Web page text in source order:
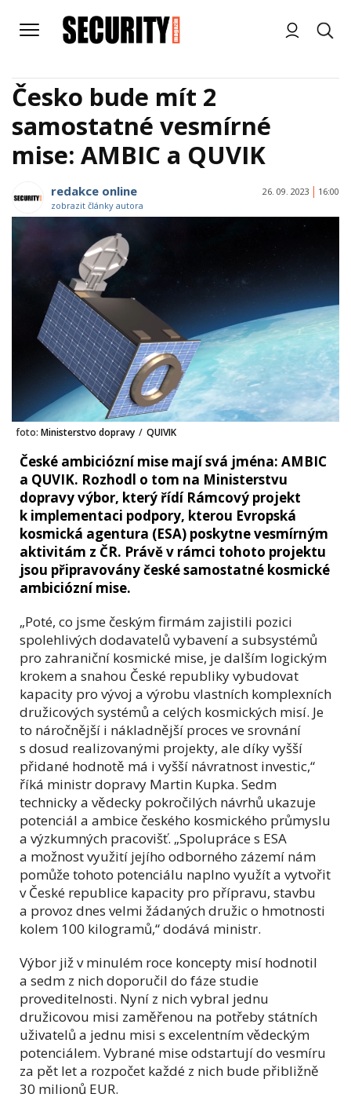
Česko bude mít 2
samostatné vesmírné
mise: AMBIC a QUVIK
redakce online
zobrazit články autora
26. 09. 2023 16:00
foto: Ministerstvo dopravy / QUIVIK
České ambiciózní mise mají svá jména: AMBIC
a QUVIK. Rozhodl o tom na Ministerstvu
dopravy výbor, který řídí Rámcový projekt
k implementaci podpory, kterou Evropská
kosmická agentura (ESA) poskytne vesmírným
aktivitám z ČR. Právě v rámci tohoto projektu
jsou připravovány české samostatné kosmické
ambiciózní mise.
„Poté, co jsme českým firmám zajistili pozici
spolehlivých dodavatelů vybavení a subsystémů
pro zahraniční kosmické mise, je dalším logickým
krokem a snahou České republiky vybudovat
kapacity pro vývoj a výrobu vlastních komplexních
družicových systémů a celých kosmických misí. Je
to náročnější i nákladnější proces ve srovnání
s dosud realizovanými projekty, ale díky vyšší
přidané hodnotě má i vyšší návratnost investic,“
říká ministr dopravy Martin Kupka. Sedm
technicky a vědecky pokročilých návrhů ukazuje
potenciál a ambice českého kosmického průmyslu
a výzkumných pracovišť. „Spolupráce s ESA
a možnost využití jejího odborného zázemí nám
pomůže tohoto potenciálu naplno využít a vytvořit
v České republice kapacity pro přípravu, stavbu
a provoz dnes velmi žádaných družic o hmotnosti
kolem 100 kilogramů,“ dodává ministr.
Výbor již v minulém roce koncepty misí hodnotil
a sedm z nich doporučil do fáze studie
proveditelnosti. Nyní z nich vybral jednu
družicovou misi zaměřenou na potřeby státních
uživatelů a jednu misi s excelentním vědeckým
potenciálem. Vybrané mise odstartují do vesmíru
za pět let a rozpočet každé z nich bude přibližně
30 milionů EUR.